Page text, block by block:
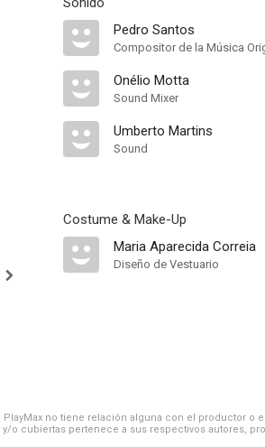
Pedro Santos
Compositor de la Música
Onélio Motta
Sound Mixer
Umberto Martins
Sound
Costume & Make-Up
Maria Aparecida Correia
Diseño de Vestuario
no tiene relación alguna con el productor o
o cubiertas pertenece a sus respectivos autores,